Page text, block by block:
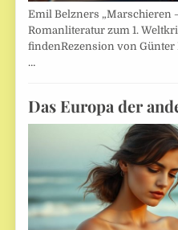
Emil Belzners „Marschieren
Romanliteratur zum 1.
findenRezension von
…
Das Europa der